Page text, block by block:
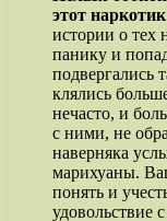
этот наркотик
истории о тех
панику и
подвергались
клялись
нечасто, и
с ними, не
наверняка
марихуаны.
понять и
удовольствие